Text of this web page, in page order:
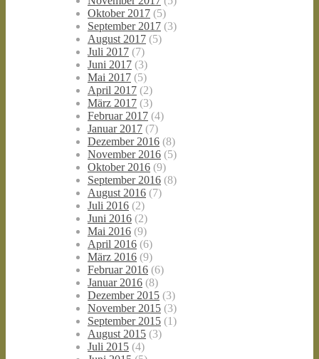
Oktober 2017 (5)
September 2017 (3)
August 2017 (5)
Juli 2017 (7)
Juni 2017 (3)
Mai 2017 (5)
April 2017 (2)
März 2017 (3)
Februar 2017 (4)
Januar 2017 (7)
Dezember 2016 (8)
November 2016 (5)
Oktober 2016 (9)
September 2016 (8)
August 2016 (7)
Juli 2016 (2)
Juni 2016 (2)
Mai 2016 (9)
April 2016 (6)
März 2016 (9)
Februar 2016 (6)
Januar 2016 (8)
Dezember 2015 (3)
November 2015 (3)
September 2015 (1)
August 2015 (3)
Juli 2015 (4)